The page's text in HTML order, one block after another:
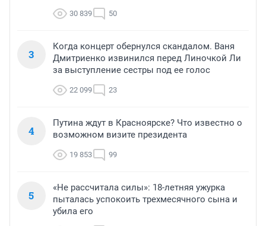
30 839 50
3
Когда концерт обернулся скандалом. Ваня
Дмитриенко извинился перед Линочкой Ли
за выступление сестры под ее голос
22 099 23
4
Путина ждут в Красноярске? Что известно о
возможном визите президента
19 853 99
5
«Не рассчитала силы»: 18-летняя ужурка
пыталась успокоить трехмесячного сына и
убила его